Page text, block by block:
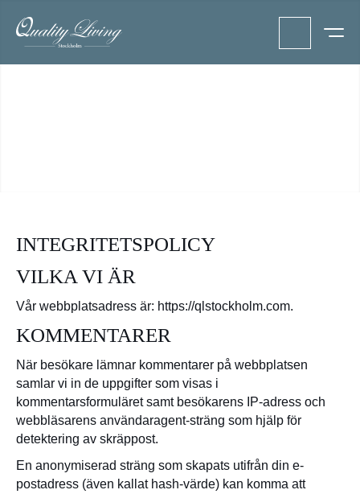
INTEGRITETSPOLICY
VILKA VI ÄR
Vår webbplatsadress är: https://qlstockholm.com.
KOMMENTARER
När besökare lämnar kommentarer på webbplatsen
samlar vi in de uppgifter som visas i
kommentarsformuläret samt besökarens IP-adress och
webbläsarens användaragent-sträng som hjälp för
detektering av skräppost.
En anonymiserad sträng som skapats utifrån din e-
postadress (även kallat hash-värde) kan komma att